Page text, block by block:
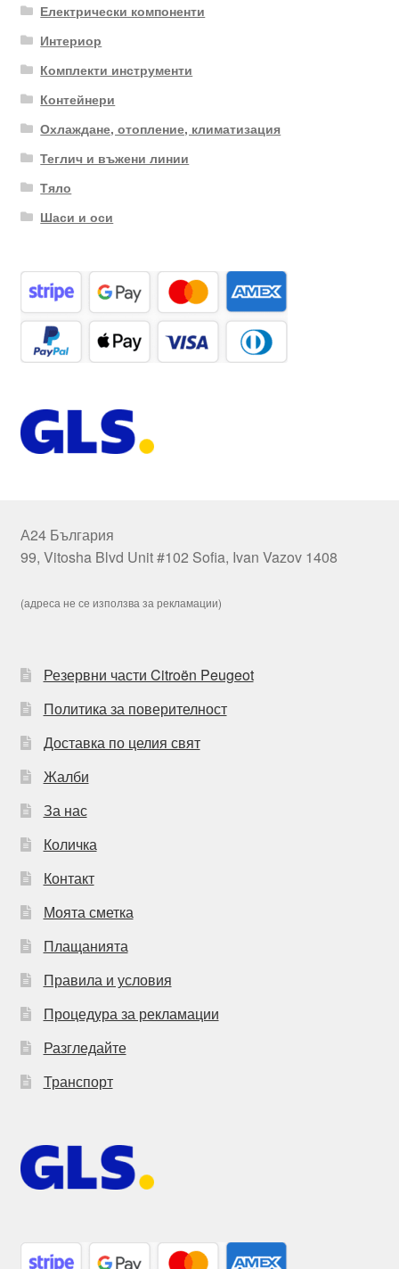
Електрически компоненти
Интериор
Комплекти инструменти
Контейнери
Охлаждане, отопление, климатизация
Теглич и въжени линии
Тяло
Шаси и оси
А24 България
99, Vitosha Blvd Unit #102 Sofia, Ivan Vazov 1408
(адреса не се използва за рекламации)
Резервни части Citroën Peugeot
Политика за поверителност
Доставка по целия свят
Жалби
За нас
Количка
Контакт
Моята сметка
Плащанията
Правила и условия
Процедура за рекламации
Разгледайте
Транспорт